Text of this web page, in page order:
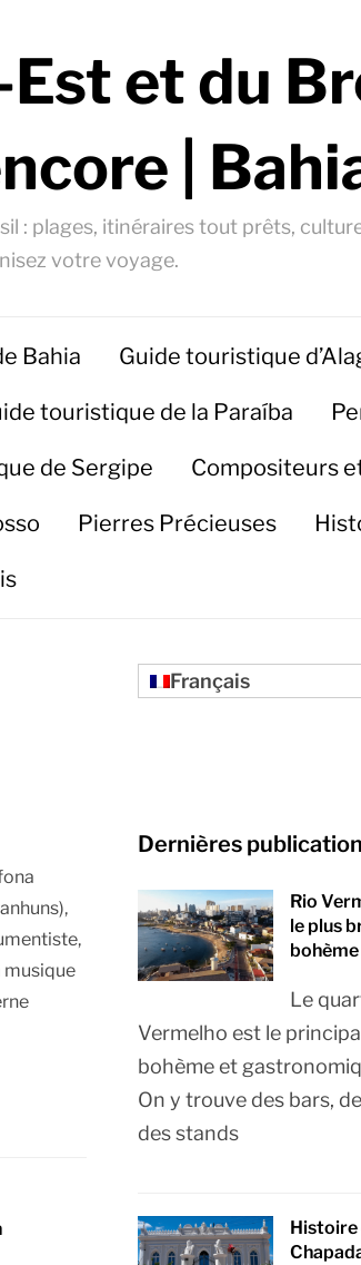
et du
|
: plages, itinéraires tout prêts,
votre voyage.
Bahia Guide touristique
touristique de la Paraíba
de Sergipe Compositeurs
Pierres Précieuses
musique
Français
Dernières
Rio
le plus
Le
Vermelho est le
bohème et
On y trouve des bars,
des stands
Histoire